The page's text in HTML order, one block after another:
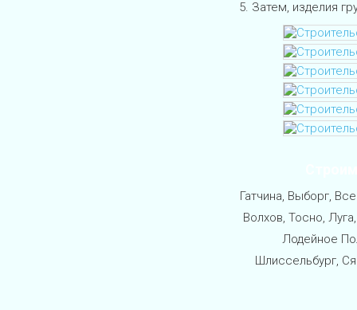
Затем, изделия
Гатчина, Выборг,
Волхов, Тосно,
Лодейное
Шлиссельбург,